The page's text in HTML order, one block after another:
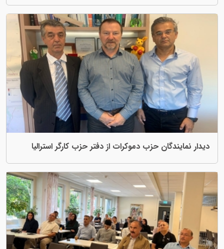
دیدار نمایندگان حزب دموکرات از دفتر حزب کارگر استرالیا